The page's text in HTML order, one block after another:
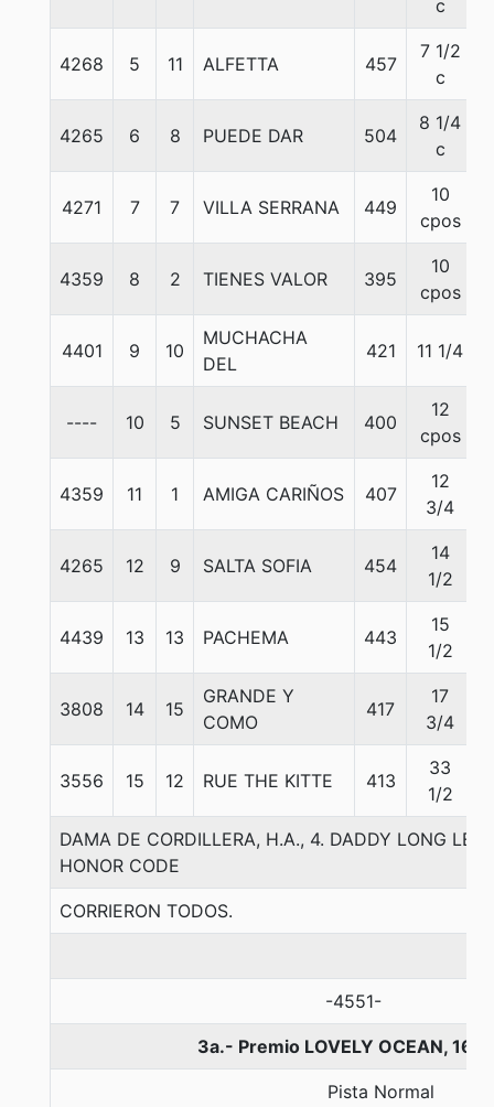
c
4268 5 11 ALFETTA 457
7 1/2
c
4265 6 8 PUEDE DAR 504
8 1/4
c
4271 7 7 VILLA SERRANA 449
10
cpos
4359 8 2 TIENES VALOR 395
10
cpos
4401 9 10
MUCHACHA
DEL
421 11 1/4
---- 10 5 SUNSET BEACH 400
12
cpos
4359 11 1 AMIGA CARIÑOS 407
12
3/4
4265 12 9 SALTA SOFIA 454
14
1/2
4439 13 13 PACHEMA 443
15
1/2
3808 14 15
GRANDE Y
COMO
417
17
3/4
3556 15 12 RUE THE KITTE 413
33
1/2
DAMA DE CORDILLERA, H.A., 4. DADDY LONG
HONOR CODE
CORRIERON TODOS.
-4551-
3a.- Premio LOVELY OCEAN,
Pista Normal